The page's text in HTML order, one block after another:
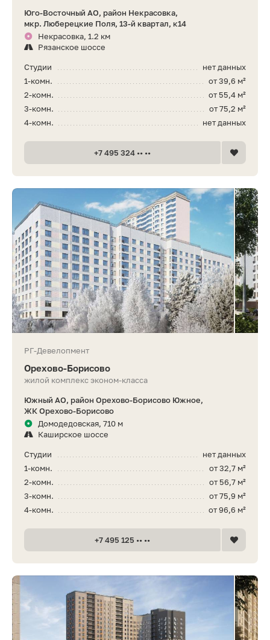
Юго-Восточный АО, район Некрасовка,
мкр. Люберецкие Поля, 13-й квартал, к14
Некрасовка, 1.2 км
Рязанское шоссе
нет данных
Студии
от 39,6 м²
1-комн.
от 55,4 м²
2-комн.
от 75,2 м²
3-комн.
нет данных
4-комн.
+7 495 324 •• ••
РГ-Девелопмент
Орехово-Борисово
жилой комплекс эконом-класса
Южный АО, район Орехово-Борисово Южное,
ЖК Орехово-Борисово
Домодедовская, 710 м
Каширское шоссе
нет данных
Студии
от 32,7 м²
1-комн.
от 56,7 м²
2-комн.
от 75,9 м²
3-комн.
от 96,6 м²
4-комн.
+7 495 125 •• ••